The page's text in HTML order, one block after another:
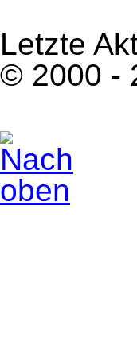
Letzte
© 2000 -